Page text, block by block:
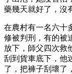
藥幾天就好了，沒
在農村有一名六十
修被判刑，有的被
放下，師父四次救
刮到貨車底下，他
了，把褲子刮壞了